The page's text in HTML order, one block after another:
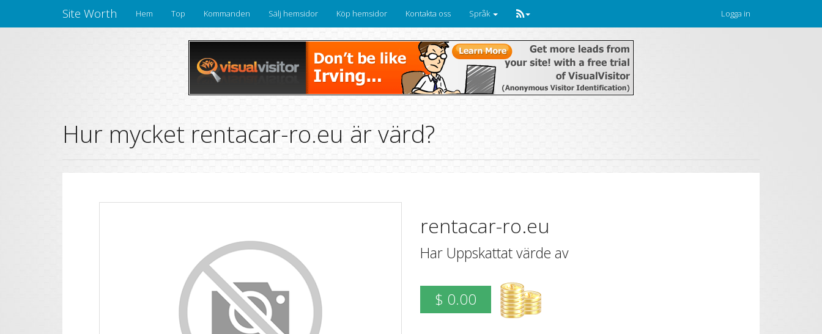
Site Worth Hem Top Kommanden Sälj hemsidor Köp hemsidor Kontakta oss Språk Logga in
Hur mycket rentacar-ro.eu är värd?
rentacar-ro.eu
Har Uppskattat värde av
$ 0.00